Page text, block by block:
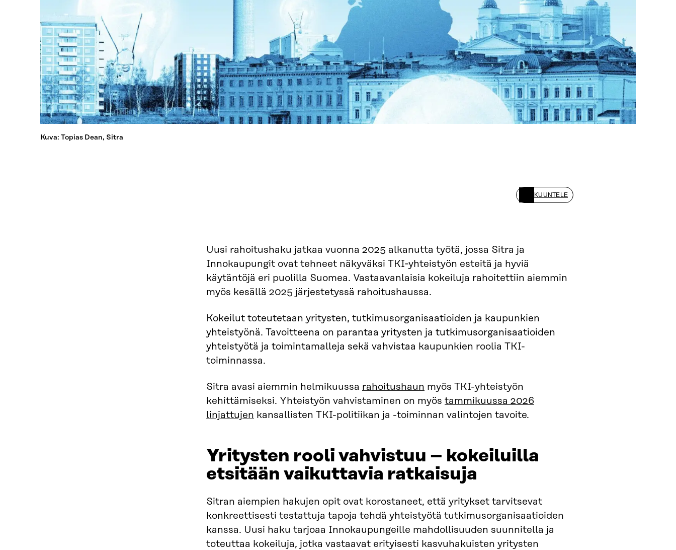
Kuva: Topias Dean, Sitra
KUUNTELE
Uusi rahoitushaku jatkaa vuonna 2025 alkanutta työtä, jossa Sitra ja
Innokaupungit ovat tehneet näkyväksi TKI‑yhteistyön esteitä ja hyviä
käytäntöjä eri puolilla Suomea. Vastaavanlaisia kokeiluja rahoitettiin aiemmin
myös kesällä 2025 järjestetyssä rahoitushaussa.
Kokeilut toteutetaan yritysten, tutkimusorganisaatioiden ja kaupunkien
yhteistyönä. Tavoitteena on parantaa yritysten ja tutkimusorganisaatioiden
yhteistyötä ja toimintamalleja sekä vahvistaa kaupunkien roolia TKI-
toiminnassa.
Sitra avasi aiemmin helmikuussa rahoitushaun myös TKI-yhteistyön
kehittämiseksi. Yhteistyön vahvistaminen on myös tammikuussa 2026
linjattujen kansallisten TKI-politiikan ja -toiminnan valintojen tavoite.
Yritysten rooli vahvistuu – kokeiluilla
etsitään vaikuttavia ratkaisuja
Sitran aiempien hakujen opit ovat korostaneet, että yritykset tarvitsevat
konkreettisesti testattuja tapoja tehdä yhteistyötä tutkimusorganisaatioiden
kanssa. Uusi haku tarjoaa Innokaupungeille mahdollisuuden suunnitella ja
toteuttaa kokeiluja, jotka vastaavat erityisesti kasvuhakuisten yritysten